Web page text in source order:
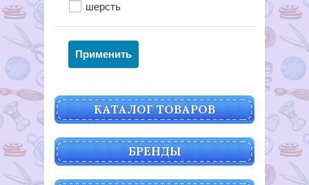
шерсть
КАТАЛОГ ТОВАРОВ
БРЕНДЫ